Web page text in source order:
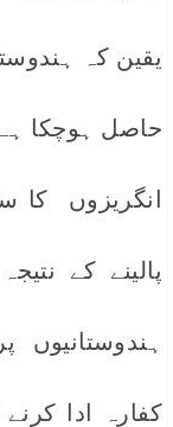
یقین کہ
حاصل ہوچکا ہے
انگریزوں کا
پالینے کے
ہندوستانیوں
کفارہ ادا